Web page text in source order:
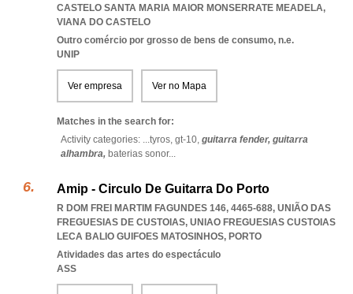
CASTELO SANTA MARIA MAIOR MONSERRATE MEADELA,
VIANA DO CASTELO
Outro comércio por grosso de bens de consumo, n.e.
UNIP
Ver empresa Ver no Mapa
Matches in the search for:
Activity categories: ...tyros, gt-10, guitarra fender, guitarra
alhambra, baterias sonor...
Amip - Circulo De Guitarra Do Porto
R DOM FREI MARTIM FAGUNDES 146, 4465-688, UNIÃO DAS
FREGUESIAS DE CUSTOIAS, UNIAO FREGUESIAS CUSTOIAS
LECA BALIO GUIFOES MATOSINHOS, PORTO
Atividades das artes do espectáculo
ASS